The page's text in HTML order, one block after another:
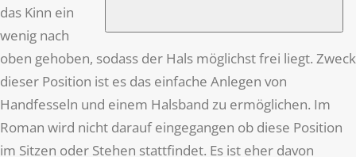
das Kinn ein
wenig nach
oben gehoben, sodass der Hals möglichst frei liegt. Zweck
dieser Position ist es das einfache Anlegen von
Handfesseln und einem Halsband zu ermöglichen. Im
Roman wird nicht darauf eingegangen ob diese Position
im Sitzen oder Stehen stattfindet. Es ist eher davon